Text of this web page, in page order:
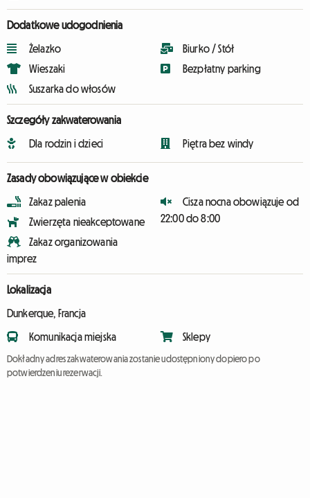
Dodatkowe udogodnienia
Żelazko
Wieszaki
Suszarka do włosów
Biurko / Stół
Bezpłatny parking
Szczegóły zakwaterowania
Dla rodzin i dzieci Piętra bez windy
Zasady obowiązujące w obiekcie
Zakaz palenia
Zwierzęta nieakceptowane
Zakaz organizowania
imprez
Cisza nocna obowiązuje od
22:00 do 8:00
Lokalizacja
Dunkerque, Francja
Komunikacja miejska Sklepy
Dokładny adres zakwaterowania zostanie udostępniony dopiero po
potwierdzeniu rezerwacji.